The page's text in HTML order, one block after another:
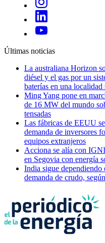
Últimas noticias
La australiana Horizon
diésel y el gas por un
baterías en una localidad
Ming Yang pone en
de 16 MW del mundo
tensadas
Las fábricas de EEUU
demanda de inversores
equipos extranjeros
Acciona se alía con
en Segovia con energía
India sigue dependiendo
demanda de crudo,